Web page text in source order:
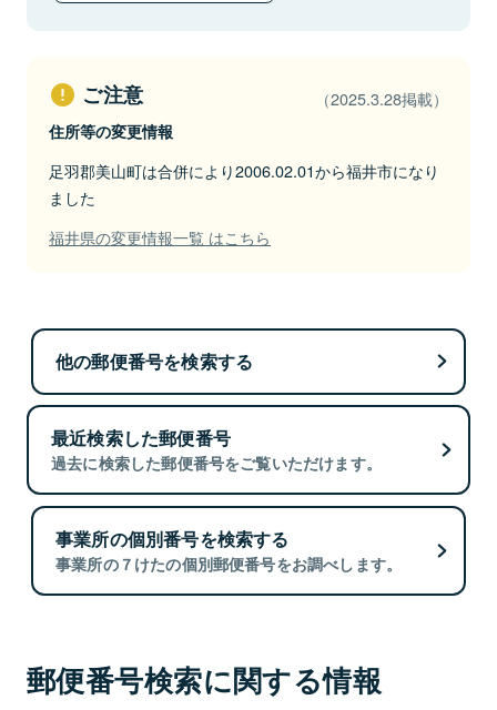
ご注意 （2025.3.28掲載）
住所等の変更情報
足羽郡美山町は合併により2006.02.01から福井市になり
ました
福井県の変更情報一覧 はこちら
他の郵便番号を検索する
最近検索した郵便番号
過去に検索した郵便番号をご覧いただけます。
事業所の個別番号を検索する
事業所の７けたの個別郵便番号をお調べします。
郵便番号検索に関する情報